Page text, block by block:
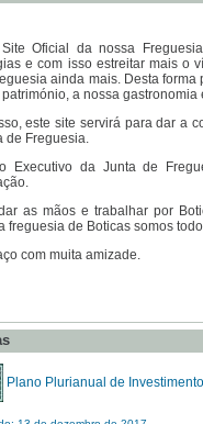
Oficial da nossa
e com isso estreitar mais o
ainda mais. Desta
a nossa gastronomia
este site servirá para dar a
de Freguesia.
Executivo da Junta de
as mãos e trabalhar por
freguesia de Boticas somos
com muita amizade.
Plano Plurianual de